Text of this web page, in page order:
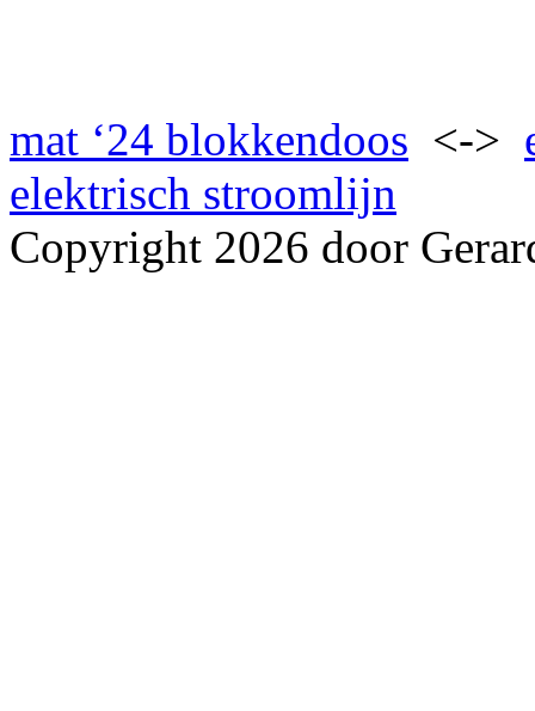
mat ‘24 blokkendoos <->
elektrisch stroomlijn
Copyright 2026 door